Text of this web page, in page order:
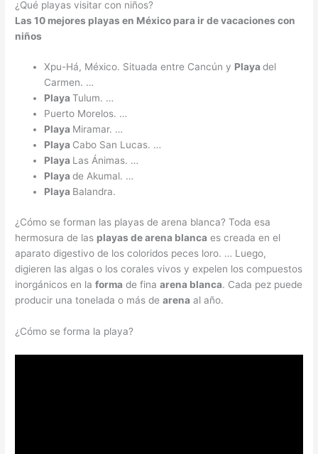
¿Qué playas visitar con niños?
Las 10 mejores playasen México para ir de vacaciones con
niños
Xpu-Há, México. Situada entre Cancún y Playadel
Carmen. …
PlayaTulum. …
Puerto Morelos. …
Playa Miramar. …
Playa Cabo San Lucas. …
Playa Las Ánimas. …
Playade Akumal. …
Playa Balandra.
¿Cómo se forman las playas de arena blanca? Toda esa
hermosura de las playas de arena blanca es creada en el
aparato digestivo de los coloridos peces loro. … Luego,
digieren las algas o los corales vivos y expelen los compuestos
inorgánicos en laforma de finaarena blanca. Cada pez puede
producir una tonelada o más dearena al año.
¿Cómo se forma la playa?